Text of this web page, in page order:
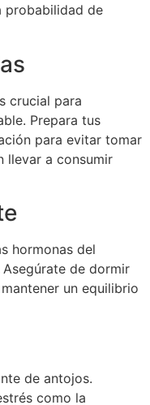
probabilidad de
crucial para
Prepara tus
para evitar tomar
llevar a consumir
hormonas del
de dormir
un equilibrio
de antojos.
como la